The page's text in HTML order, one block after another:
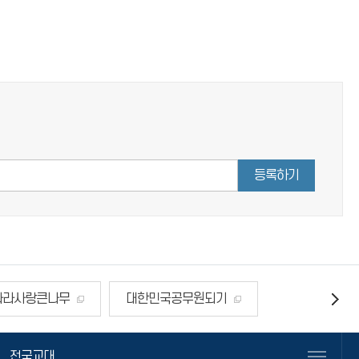
등록하기
라사랑큰나무 대한민국공무원되기